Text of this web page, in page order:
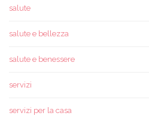
salute
salute e bellezza
salute e benessere
servizi
servizi per la casa